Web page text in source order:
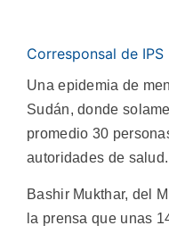
Corresponsal de IPS
Una epidemia de
Sudán, donde
promedio 30
autoridades de salud.
Bashir Mukthar, del
la prensa que unas